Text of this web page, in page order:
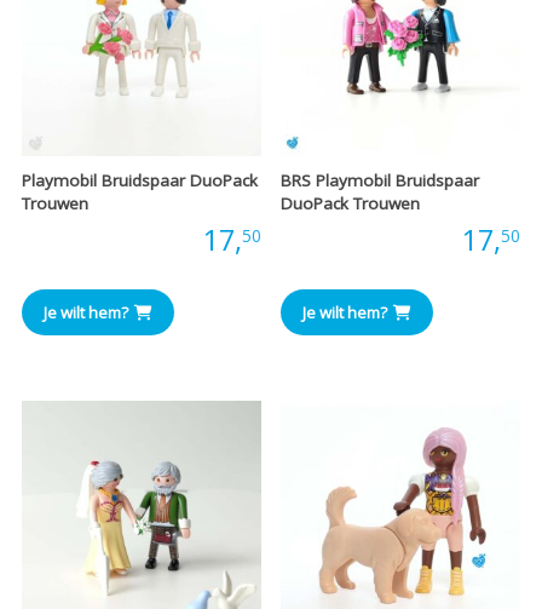
Playmobil Bruidspaar DuoPack
Trouwen
17,50
Je wilt hem?
BRS Playmobil Bruidspaar
DuoPack Trouwen
17,50
Je wilt hem?